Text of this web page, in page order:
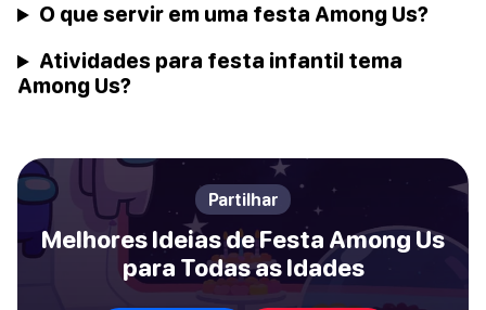
O que servir em uma festa Among Us?
Atividades para festa infantil tema
Among Us?
Partilhar
Melhores Ideias de Festa Among Us
para Todas as Idades